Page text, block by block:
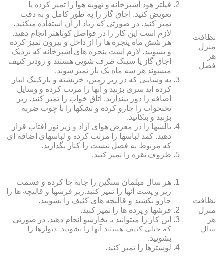
نظافت
منزل
هر
فصل
فیلتر هود آشپزخانه و تهویه هوا را تمیز کرده یا
تعویض کنید. اجاق گاز را به طور کامل و به دقت
تمیز کنید. در صورتی که زیاد از آن استفاده می‏کنید،
لازم است این کار را در فواصل کوتاه‏تر انجام دهید.
هر شش ماه پنجره‏ ها را از داخل و بیرون تمیز کرده
و بشویید. لازم است پنجره‏ های آشپزخانه که نزدیک
اجاق گاز یا سینک ظرف شویی هستند و زودتر کثیف
می‏شوند هر سه ماه یک بار تمیز شوند.
به وسایلی که در زیر زمین، خرپشته و پارکینگ انبار
کرده‏ اید سری بزنید و آنها را مرتب کرده و وسایل
اضافه را دور بیندازید. اتاق خواب را تمیز کنید. زیر
تختخواب را جارو کرده و تشک‏ها را با چوب ضربه
بزنید و بتکانید.
بالش‏ها را در معرض هوای آزاد و زیر نور آفتاب قرار
دهید. کمد لباس‏ها را مرتب کرده و لباس‏های اضافه ای
که مربوط به فصل نیست را کنار بگذارید.
ظروف نقره را تمیز کنید.
نظافت
منزل
هر
سال
هر سال مبلمان سنگین را جابه جا کرده و قسمت
زیر و پشت آنها را تمیز کنید.زیر فرش‏ها و قالیچه‏ ها را
جارو بکشید و قالیچه‏ های کثیف را بشویید.
فرش‏ها و پرده ‏ها را تمیز کنید.
این کار را می‏توانید با بخارشو انجام دهید. در صورتی
که خیلی کثیف هستند آنها را بشویید. دیوارها را
بشویید.
لوسترها را تمیز کنید.